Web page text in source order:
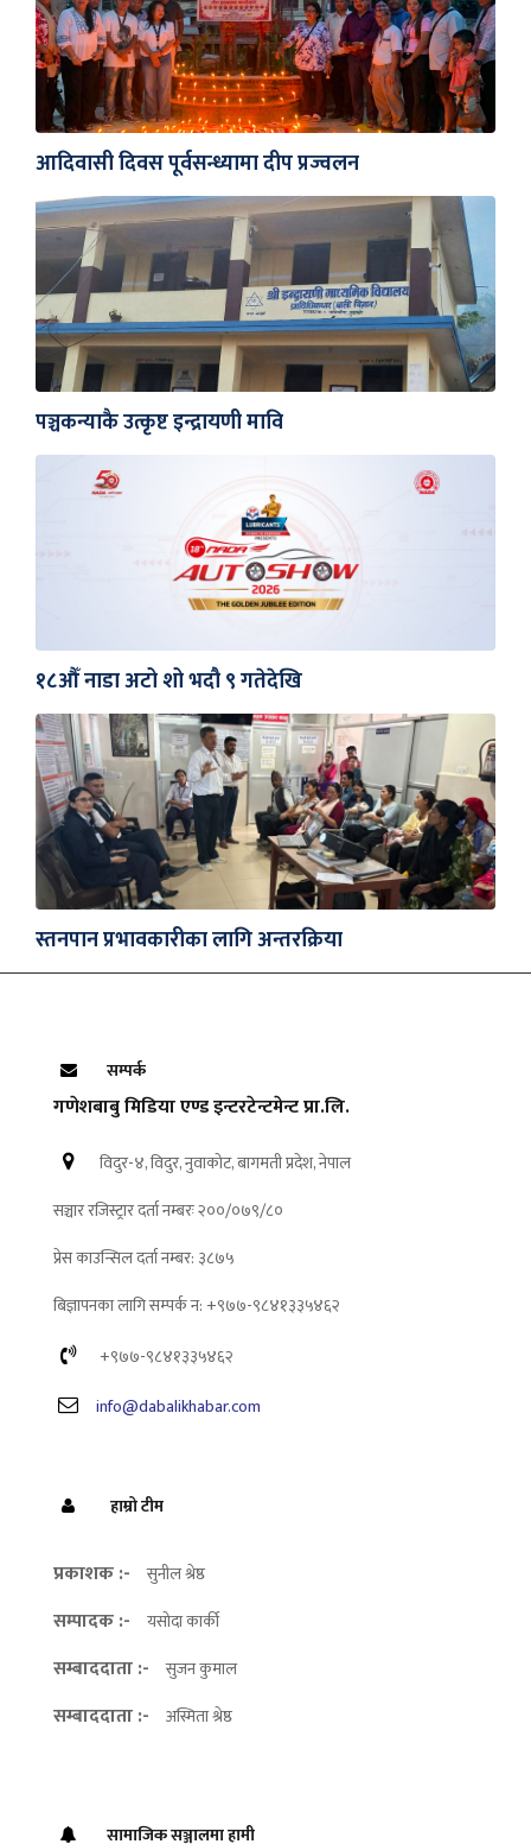
आदिवासी दिवस पूर्वसन्ध्यामा दीप प्रज्वलन
पञ्चकन्याकै उत्कृष्ट इन्द्रायणी मावि
१८औँ नाडा अटो शो भदौ ९ गतेदेखि
स्तनपान प्रभावकारीका लागि अन्तरक्रिया
सम्पर्क
गणेशबाबु मिडिया एण्ड इन्टरटेन्टमेन्ट प्रा.लि.
विदुर-४, विदुर, नुवाकोट, बागमती प्रदेश, नेपाल
सञ्चार रजिस्ट्रार दर्ता नम्बरः २००/०७९/८०
प्रेस काउन्सिल दर्ता नम्बर: ३८७५
बिज्ञापनका लागि सम्पर्क न: +९७७-९८४१३३५४६२
+९७७-९८४१३३५४६२
info@dabalikhabar.com
हाम्रो टीम
प्रकाशक :- सुनील श्रेष्ठ
सम्पादक :- यसोदा कार्की
सम्बाददाता :- सुजन कुमाल
सम्बाददाता :- अस्मिता श्रेष्ठ
सामाजिक सञ्जालमा हामी